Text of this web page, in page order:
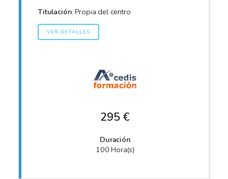
Titulación: Propia del centro
VER DETALLES
295 €
Duración
100 Hora(s)